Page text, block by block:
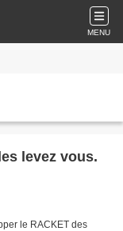
MENU
levez vous.
le RACKET des